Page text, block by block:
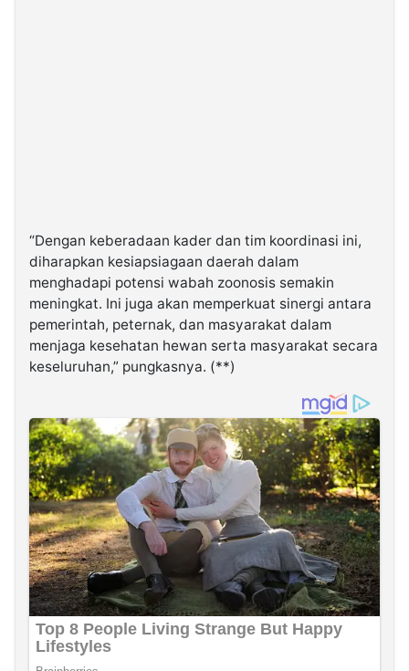
“Dengan keberadaan kader dan tim koordinasi ini,
diharapkan kesiapsiagaan daerah dalam
menghadapi potensi wabah zoonosis semakin
meningkat. Ini juga akan memperkuat sinergi antara
pemerintah, peternak, dan masyarakat dalam
menjaga kesehatan hewan serta masyarakat secara
keseluruhan,” pungkasnya. (**)